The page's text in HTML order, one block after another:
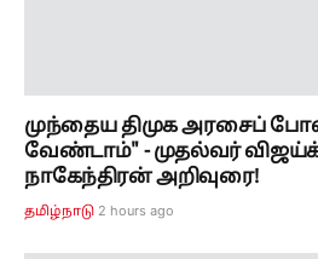
முந்தைய திமுக அரசைப்
வேண்டாம்" - முதல்வர்
நாகேந்திரன் அறிவுரை!
தமிழ்நாடு 2 hours ago